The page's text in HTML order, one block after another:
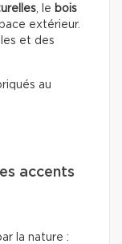
, le bois
extérieur.
et des
au
accents
la nature :